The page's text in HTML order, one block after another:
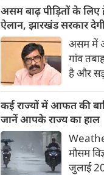
के युवाओं
सेंटर
कड़ा
असम बाढ़ पीड़ितों के लिए
ऐलान, झारखंड सरकार
असम में
गांव
है और
लोगों
झारखंड
असम के
लिए 3
की।
कई राज्यों में आफत की
जानें आपके राज्य का हाल
मौसम
जुलाई